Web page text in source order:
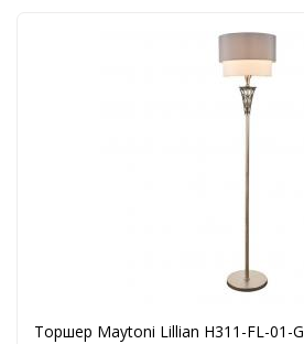
Торшер Maytoni Lillian H311-FL-01-G